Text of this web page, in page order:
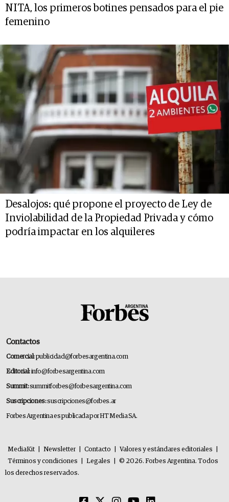
NITA, los primeros botines pensados para el pie
femenino
Desalojos: qué propone el proyecto de Ley de
Inviolabilidad de la Propiedad Privada y cómo
podría impactar en los alquileres
Contactos
Comercial:publicidad@forbesargentina.com
Editorial:info@forbesargentina.com
Summit:summitforbes@forbesargentina.com
Suscripciones:suscripciones@forbes.ar
Forbes Argentina es publicada por HT Media SA.
MediaKit Newsletter Contacto Valores y estándares editoriales
Términos y condiciones
Legales
© 2026. Forbes Argentina. Todos
los derechos reservados.